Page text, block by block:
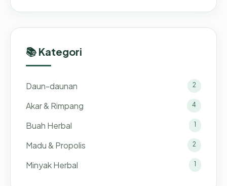
📚 Kategori
Daun-daunan 2
Akar & Rimpang 4
Buah Herbal 1
Madu & Propolis 2
Minyak Herbal 1